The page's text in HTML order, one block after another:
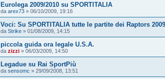
Eurolega 2009/2010 su SPORTITALIA
da arex73 » 06/10/2009, 19:16
Voci: Su SPORTITALIA tutte le partite dei Raptors
da Strike » 01/08/2009, 14:15
piccola guida ora legale U.S.A.
da zizzi » 06/03/2009, 14:50
Legadue su Rai SportPiù
da sensomc » 29/09/2008, 13:51